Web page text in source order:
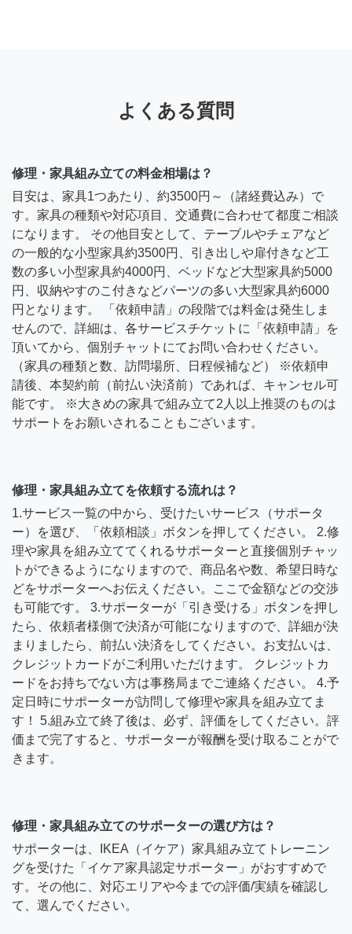
よくある質問
修理・家具組み立ての料金相場は？
目安は、家具1つあたり、約3500円～（諸経費込み）で
す。家具の種類や対応項目、交通費に合わせて都度ご相談
になります。 その他目安として、テーブルやチェアなど
の一般的な小型家具約3500円、引き出しや扉付きなど工
数の多い小型家具約4000円、ベッドなど大型家具約5000
円、収納やすのこ付きなどパーツの多い大型家具約6000
円となります。 「依頼申請」の段階では料金は発生しま
せんので、詳細は、各サービスチケットに「依頼申請」を
頂いてから、個別チャットにてお問い合わせください。
（家具の種類と数、訪問場所、日程候補など） ※依頼申
請後、本契約前（前払い決済前）であれば、キャンセル可
能です。 ※大きめの家具で組み立て2人以上推奨のものは
サポートをお願いされることもございます。
修理・家具組み立てを依頼する流れは？
1.サービス一覧の中から、受けたいサービス（サポータ
ー）を選び、「依頼相談」ボタンを押してください。 2.修
理や家具を組み立ててくれるサポーターと直接個別チャッ
トができるようになりますので、商品名や数、希望日時な
どをサポーターへお伝えください。ここで金額などの交渉
も可能です。 3.サポーターが「引き受ける」ボタンを押し
たら、依頼者様側で決済が可能になりますので、詳細が決
まりましたら、前払い決済をしてください。お支払いは、
クレジットカードがご利用いただけます。 クレジットカ
ードをお持ちでない方は事務局までご連絡ください。 4.予
定日時にサポーターが訪問して修理や家具を組み立てま
す！ 5.組み立て終了後は、必ず、評価をしてください。評
価まで完了すると、サポーターが報酬を受け取ることがで
きます。
修理・家具組み立てのサポーターの選び方は？
サポーターは、IKEA（イケア）家具組み立てトレーニン
グを受けた「イケア家具認定サポーター」がおすすめで
す。その他に、対応エリアや今までの評価/実績を確認し
て、選んでください。